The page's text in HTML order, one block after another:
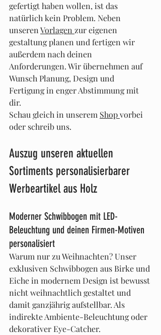
gefertigt haben wollen, ist das
natürlich kein Problem. Neben
unseren Vorlagen zur eigenen
gestaltung planen und fertigen wir
außerdem nach deinen
Anforderungen. Wir übernehmen auf
Wunsch Planung, Design und
Fertigung in enger Abstimmung mit
dir.
Schau gleich in unserem Shop vorbei
oder schreib uns.
Auszug unseren aktuellen
Sortiments personalisierbarer
Werbeartikel aus Holz
Moderner Schwibbogen mit LED-
Beleuchtung und deinen Firmen-Motiven
personalisiert
Warum nur zu Weihnachten? Unser
exklusiven Schwibbogen aus Birke und
Eiche in modernem Design ist bewusst
nicht weihnachtlich gestaltet und
damit ganzjährig aufstellbar. Als
indirekte Ambiente-Beleuchtung oder
dekorativer Eye-Catcher.